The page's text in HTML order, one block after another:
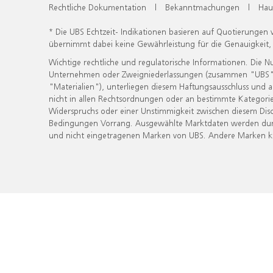
Rechtliche Dokumentation | Bekanntmachungen |
* Die UBS Echtzeit- Indikationen basieren auf
übernimmt dabei keine Gewährleistung für die
Wichtige rechtliche und regulatorische Informationen. Die
Unternehmen oder Zweigniederlassungen (zusammen
"Materialien"), unterliegen diesem Haftungsausschluss
nicht in allen Rechtsordnungen oder an bestimmte
Widerspruchs oder einer Unstimmigkeit zwischen diesem
Bedingungen Vorrang. Ausgewählte Marktdaten werden
und nicht eingetragenen Marken von UBS. Andere Marken